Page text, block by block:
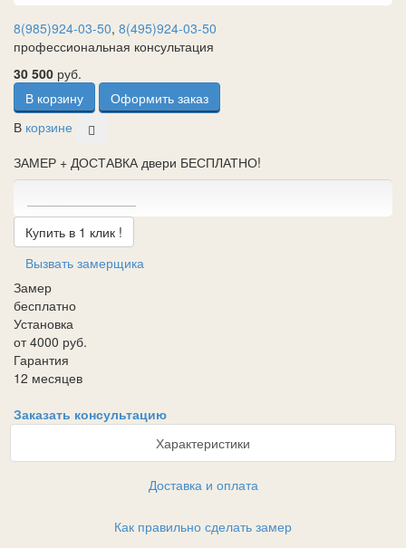
8(985)924-03-50, 8(495)924-03-50
профессиональная консультация
30 500 руб.
В корзину
Оформить заказ
В корзине
ЗАМЕР + ДОСТАВКА двери БЕСПЛАТНО!
Купить в 1 клик !
Вызвать замерщика
Замер
бесплатно
Установка
от 4000 руб.
Гарантия
12 месяцев
Заказать консультацию
Характеристики
Доставка и оплата
Как правильно сделать замер